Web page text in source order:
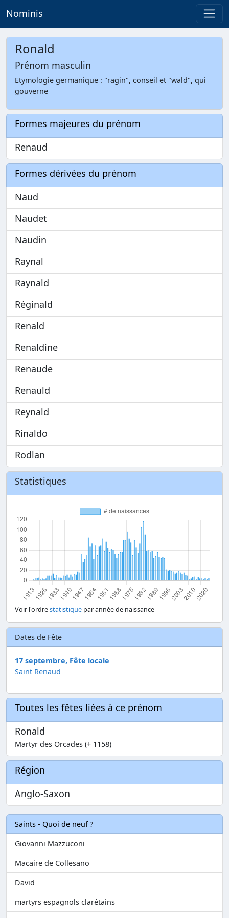
Nominis
Ronald
Prénom masculin
Etymologie germanique : "ragin", conseil et "wald", qui
gouverne
Formes majeures du prénom
Renaud
Formes dérivées du prénom
Naud
Naudet
Naudin
Raynal
Raynald
Réginald
Renald
Renaldine
Renaude
Renauld
Reynald
Rinaldo
Rodlan
Statistiques
Voir l'ordrestatistique par année de naissance
Dates de Fête
17 septembre, Fête locale
Saint Renaud
Toutes les fêtes liées à ce prénom
Ronald
Martyr des Orcades (+ 1158)
Région
Anglo-Saxon
Saints - Quoi de neuf ?
Giovanni Mazzuconi
Macaire de Collesano
David
martyrs espagnols clarétains